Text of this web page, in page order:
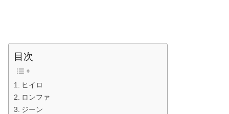
目次
ヒイロ
ロンファ
ジーン